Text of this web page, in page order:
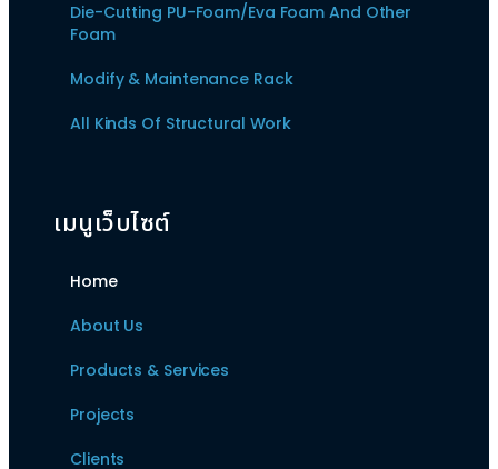
Die-Cutting PU-Foam/Eva Foam And Other
Foam
Modify & Maintenance Rack
All Kinds Of Structural Work
เมนูเว็บไซต์
Home
About Us
Products & Services
Projects
Clients